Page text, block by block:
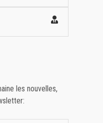
les nouvelles,